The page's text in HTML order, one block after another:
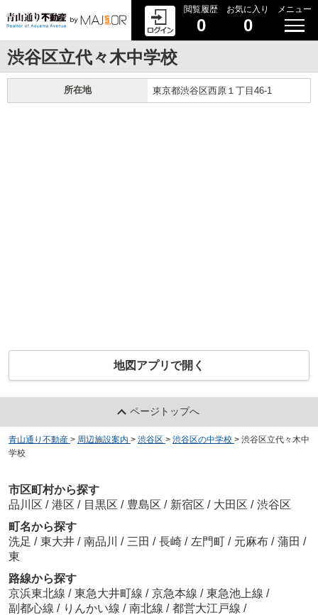
閲覧履歴
0
お気に入り
0
メニュー
渋谷区立代々木中学校
所在地 東京都渋谷区西原１丁目46-1
地図アプリで開く
ページトップへ
青山通り不動産 > 周辺施設案内 > 渋谷区 > 渋谷区の中学校 > 渋谷区立代々木中
学校
市区町村から探す
品川区 / 港区 / 目黒区 / 豊島区 / 新宿区 / 大田区 / 渋谷区
町名から探す
洗足 / 東大井 / 南品川 / 三田 / 長崎 / 左門町 / 元麻布 / 蒲田 /
東
路線から探す
京浜東北線 / 東急大井町線 / 京急本線 / 東急池上線 /
副都心線 / りんかい線 / 南北線 / 都営大江戸線 /